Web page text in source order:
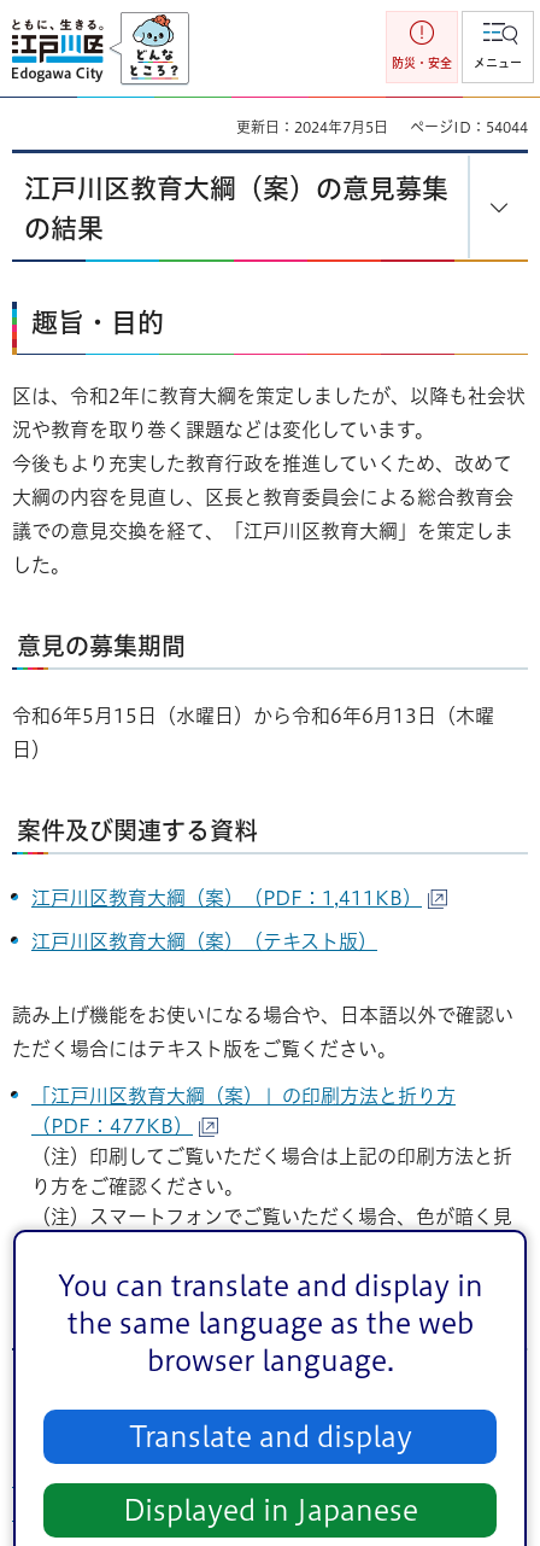
You can translate and display in
the same language as the web
browser language.
Translate and display
Displayed in Japanese
江戸川区
防災・安全 メニュー
更新日：2024年7月5日 ページID：54044
江戸川区教育大綱（案）の意見募集
の結果
趣旨・目的
区は、令和2年に教育大綱を策定しましたが、以降も社会状
況や教育を取り巻く課題などは変化しています。
今後もより充実した教育行政を推進していくため、改めて
大綱の内容を見直し、区長と教育委員会による総合教育会
議での意見交換を経て、「江戸川区教育大綱」を策定しま
した。
意見の募集期間
令和6年5月15日（水曜日）から令和6年6月13日（木曜
日）
案件及び関連する資料
江戸川区教育大綱（案）（PDF：1,411KB）
江戸川区教育大綱（案）（テキスト版）
読み上げ機能をお使いになる場合や、日本語以外で確認い
ただく場合にはテキスト版をご覧ください。
「江戸川区教育大綱（案）」の印刷方法と折り方
（PDF：477KB）
（注）印刷してご覧いただく場合は上記の印刷方法と折
り方をご確認ください。
（注）スマートフォンでご覧いただく場合、色が暗く見
意見募集の結果
名)のご意見をいただきました。
江戸川区教育大綱（案）の意見募集の結果（PDF：